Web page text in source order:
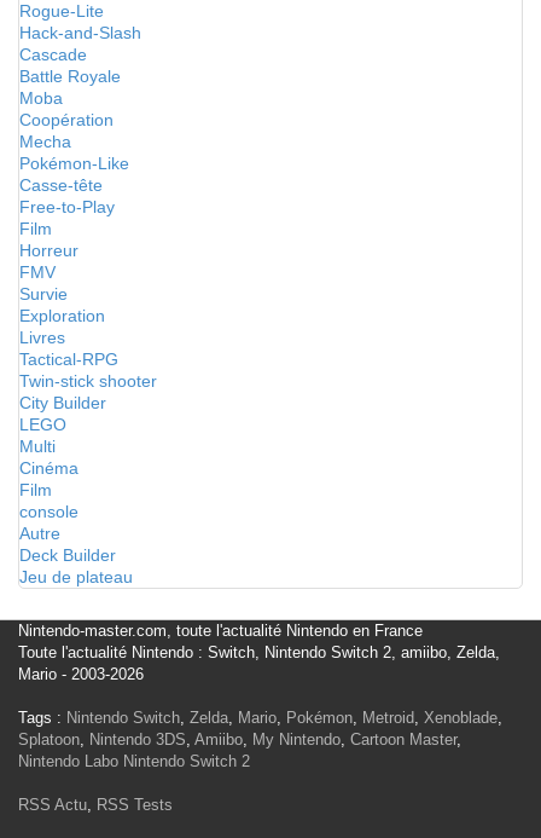
Rogue-Lite
Hack-and-Slash
Cascade
Battle Royale
Moba
Coopération
Mecha
Pokémon-Like
Casse-tête
Free-to-Play
Film
Horreur
FMV
Survie
Exploration
Livres
Tactical-RPG
Twin-stick shooter
City Builder
LEGO
Multi
Cinéma
Film
console
Autre
Deck Builder
Jeu de plateau
Nintendo-master.com, toute l'actualité Nintendo en France
Toute l'actualité Nintendo : Switch, Nintendo Switch 2, amiibo, Zelda,
Mario - 2003-2026
Tags : Nintendo Switch, Zelda, Mario, Pokémon, Metroid, Xenoblade,
Splatoon, Nintendo 3DS, Amiibo, My Nintendo, Cartoon Master,
Nintendo Labo Nintendo Switch 2
RSS Actu, RSS Tests